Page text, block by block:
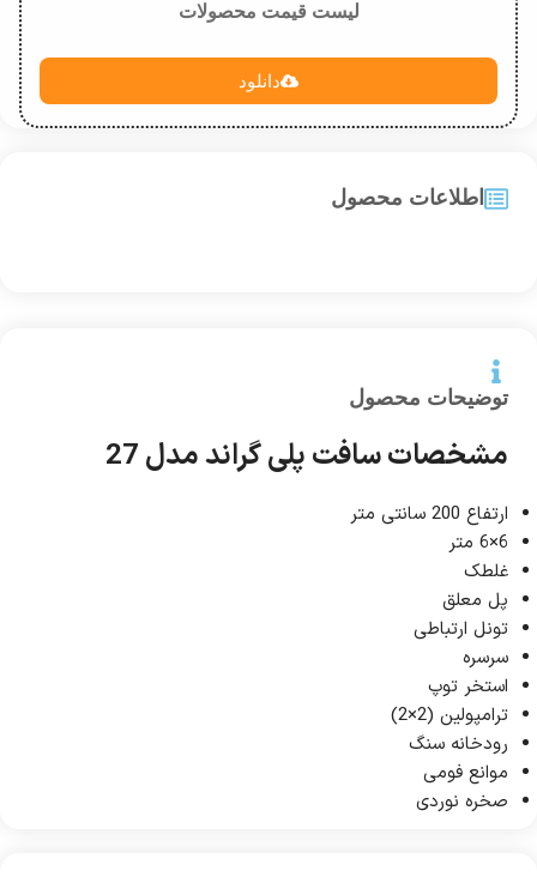
لیست قیمت محصولات
دانلود
توضیحات محصول
مشخصات سافت پلی گراند مدل 27
ارتفاع 200 سانتی متر
6×6 متر
غلطک
پل معلق
تونل ارتباطی
سرسره
استخر توپ
ترامپولین (2×2)
رودخانه سنگ
موانع فومی
صخره نوردی
اطلاعات محصول